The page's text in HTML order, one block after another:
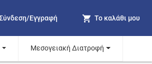
Εγγραφή Το καλάθι μου
Μεσογειακή Διατροφή